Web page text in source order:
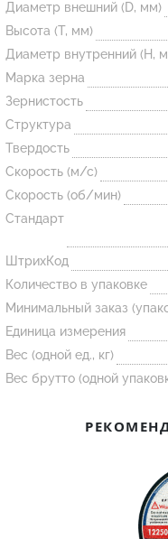
Огнеупорные
изделия
Скачать каталог
Тигель
Муфель
Черпак
Шербер
Трубка
Стержень
Пробка
Подставка
Лодочка
Контакт
Огнеупорная
Диаметр внешний (D, мм)
Высота (T, мм)
Диаметр внутренний (H,
Марка зерна
Зернистость
Структура
Твердость
Скорость (м/с)
Скорость (об/мин)
Стандарт
ШтрихКод
Количество в упаковке
Минимальный заказ
Единица измерения
Вес (одной ед., кг)
Вес брутто (одной